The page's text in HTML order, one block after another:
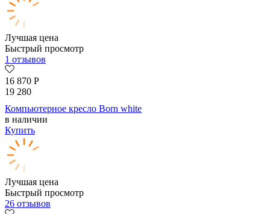
Лучшая цена
Быстрый просмотр
1 отзывов
16 870 Р
19 280
Компьютерное кресло Born whitе
в наличии
Купить
Лучшая цена
Быстрый просмотр
26 отзывов